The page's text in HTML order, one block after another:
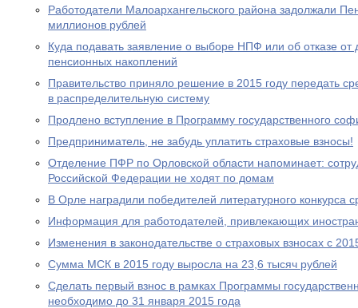
Работодатели Малоархангельского района задолжали
миллионов рублей
Куда подавать заявление о выборе НПФ или об отказе
пенсионных накоплений
Правительство приняло решение в 2015 году передать
в распределительную систему
Продлено вступление в Программу государственного
Предприниматель, не забудь уплатить страховые взносы!
Отделение ПФР по Орловской области напоминает:
Российской Федерации не ходят по домам
В Орле наградили победителей литературного конкурса
Информация для работодателей, привлекающих
Изменения в законодательстве о страховых взносах с
Сумма МСК в 2015 году выросла на 23,6 тысяч рублей
Сделать первый взнос в рамках Программы
необходимо до 31 января 2015 года